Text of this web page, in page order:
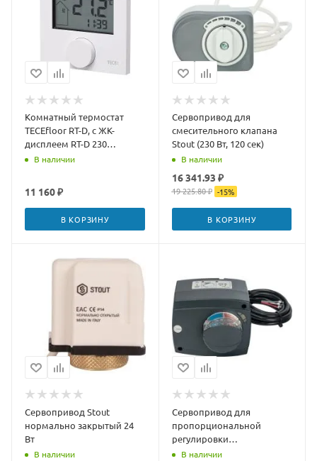
Комнатный термостат
TECEfloor RT-D, с ЖК-
дисплеем RT-D 230
Standart, 77410034
В наличии
11 160 ₽
В КОРЗИНУ
Сервопривод для
смесительного клапана
Stout (230 Вт, 120 сек)
В наличии
16 341.93 ₽
19 225.80 ₽ -15%
В КОРЗИНУ
Сервопривод Stout
нормально закрытый 24
Вт
В наличии
Сервопривод для
пропорциональной
регулировки
смесительного клапана
В наличии